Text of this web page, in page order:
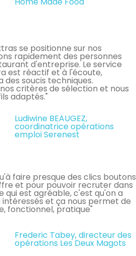
se positionne sur nos
rapidement des personnes
d'entreprise. Le service
est réactif et à l'écoute,
soucis techniques.
critères de sélection et nous
adaptés."
Ludiwine BEAUGEZ,
coordinatrice opérations
emploi Serenest
faire presque des clics boutons
et pour pouvoir recruter dans
qui est agréable, c'est qu'on a
et ça nous permet de
fonctionnel, pratique"
Frederic Tabey, directeur des
opérations Les Deux Magots